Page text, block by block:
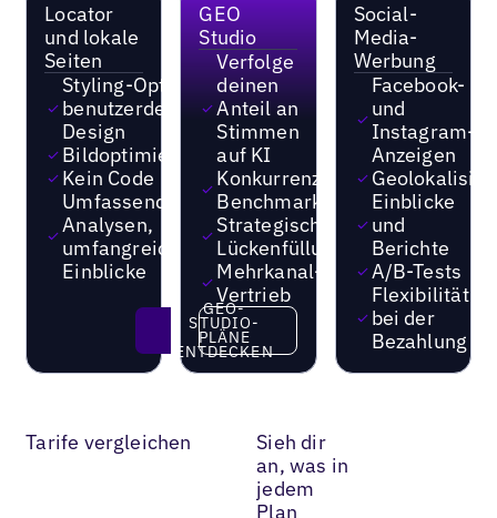
Locator
und lokale
Seiten
Styling-Option für
benutzerdefiniertes
Design
Bildoptimierungen
Kein Code
Umfassende
Analysen,
umfangreiche
Einblicke
GEO
Studio
Verfolge
deinen
Anteil an
Stimmen
auf KI
Konkurrenzorientiertes
Benchmarking
Strategische
Lückenfüllung
Mehrkanal-
Vertrieb
GEO-STUDIO-PLÄNE
GEO-
STUDIO-
PLÄNE
ENTDECKEN
Social-
Media-
Werbung
Facebook-
und
Instagram-
Anzeigen
Einblicke
und
Berichte
A/B-Tests
Flexibilität
bei der
Bezahlung
Tarife vergleichen
Sieh dir
an, was in
jedem
Plan